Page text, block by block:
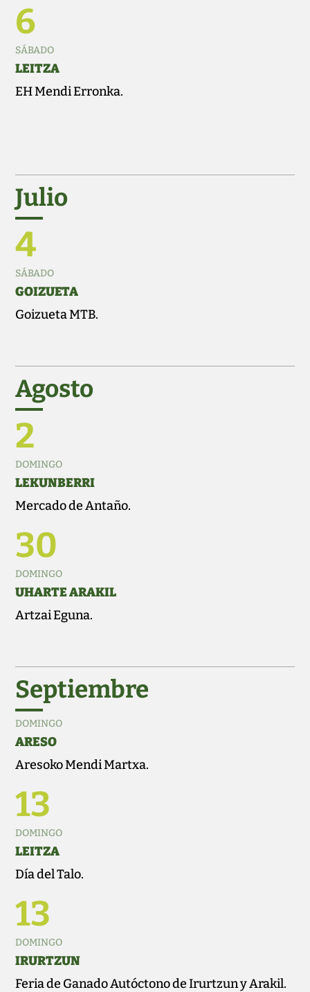
6
SÁBADO
LEITZA
EH Mendi Erronka.
Julio
4
SÁBADO
GOIZUETA
Goizueta MTB.
Agosto
2
DOMINGO
LEKUNBERRI
Mercado de Antaño.
30
DOMINGO
UHARTE ARAKIL
Artzai Eguna.
Septiembre
DOMINGO
ARESO
Aresoko Mendi Martxa.
13
DOMINGO
LEITZA
Día del Talo.
13
DOMINGO
IRURTZUN
Feria de Ganado Autóctono de Irurtzun y Arakil.